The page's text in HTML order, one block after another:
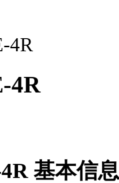
4R
4R
基本信息